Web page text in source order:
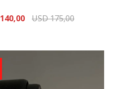
140,00 USD175,00